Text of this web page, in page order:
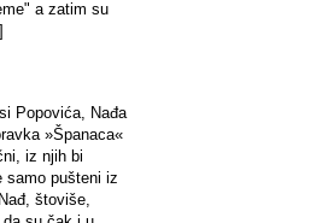
a zatim su
Popovića, Nađa
»Španaca«
iz njih bi
samo pušteni iz
štoviše,